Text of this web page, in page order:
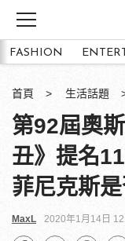
FASHION
首頁 生活話題
第92屆奧
丑》提名
菲尼克斯
MaxL 2020年1月14日